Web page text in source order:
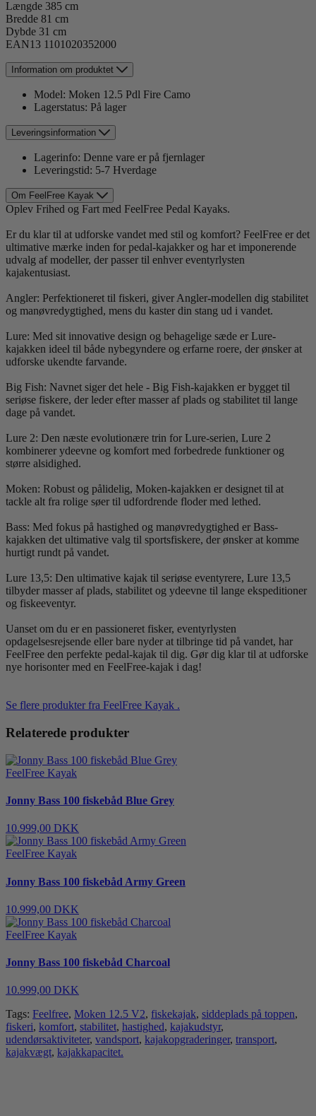
Længde 385 cm
Bredde 81 cm
Dybde 31 cm
EAN13 1101020352000
Information om produktet
Model: Moken 12.5 Pdl Fire Camo
Lagerstatus: På lager
Leveringsinformation
Lagerinfo: Denne vare er på fjernlager
Leveringstid: 5-7 Hverdage
Om FeelFree Kayak
Oplev Frihed og Fart med FeelFree Pedal Kayaks.
Er du klar til at udforske vandet med stil og komfort? FeelFree er det
ultimative mærke inden for pedal-kajakker og har et imponerende
udvalg af modeller, der passer til enhver eventyrlysten
kajakentusiast.
Angler: Perfektioneret til fiskeri, giver Angler-modellen dig stabilitet
og manøvredygtighed, mens du kaster din stang ud i vandet.
Lure: Med sit innovative design og behagelige sæde er Lure-
kajakken ideel til både nybegyndere og erfarne roere, der ønsker at
udforske ukendte farvande.
Big Fish: Navnet siger det hele - Big Fish-kajakken er bygget til
seriøse fiskere, der leder efter masser af plads og stabilitet til lange
dage på vandet.
Lure 2: Den næste evolutionære trin for Lure-serien, Lure 2
kombinerer ydeevne og komfort med forbedrede funktioner og
større alsidighed.
Moken: Robust og pålidelig, Moken-kajakken er designet til at
tackle alt fra rolige søer til udfordrende floder med lethed.
Bass: Med fokus på hastighed og manøvredygtighed er Bass-
kajakken det ultimative valg til sportsfiskere, der ønsker at komme
hurtigt rundt på vandet.
Lure 13,5: Den ultimative kajak til seriøse eventyrere, Lure 13,5
tilbyder masser af plads, stabilitet og ydeevne til lange ekspeditioner
og fiskeeventyr.
Uanset om du er en passioneret fisker, eventyrlysten
opdagelsesrejsende eller bare nyder at tilbringe tid på vandet, har
FeelFree den perfekte pedal-kajak til dig. Gør dig klar til at udforske
nye horisonter med en FeelFree-kajak i dag!
Se flere produkter fra FeelFree Kayak .
Relaterede produkter
FeelFree Kayak
Jonny Bass 100 fiskebåd Blue Grey
10.999,00 DKK
FeelFree Kayak
Jonny Bass 100 fiskebåd Army Green
10.999,00 DKK
FeelFree Kayak
Jonny Bass 100 fiskebåd Charcoal
10.999,00 DKK
Tags: Feelfree, Moken 12.5 V2, fiskekajak, siddeplads på toppen,
fiskeri, komfort, stabilitet, hastighed, kajakudstyr,
udendørsaktiviteter, vandsport, kajakopgraderinger, transport,
kajakvægt, kajakkapacitet.